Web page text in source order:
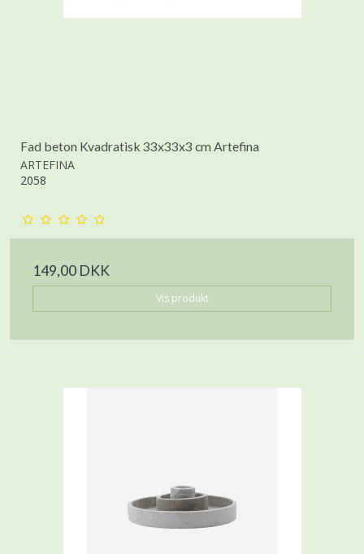
Fad beton Kvadratisk 33x33x3 cm Artefina
ARTEFINA
2058
149,00 DKK
Vis produkt